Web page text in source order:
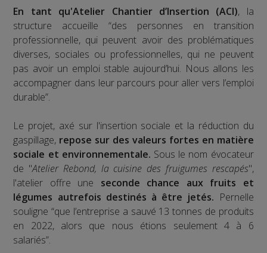
En tant qu'Atelier Chantier d’Insertion (ACI), la
structure accueille “des personnes en transition
professionnelle, qui peuvent avoir des problématiques
diverses, sociales ou professionnelles, qui ne peuvent
pas avoir un emploi stable aujourd’hui. Nous allons les
accompagner dans leur parcours pour aller vers l’emploi
durable”.
Le projet, axé sur l'insertion sociale et la réduction du
gaspillage, repose sur des valeurs fortes en matière
sociale et environnementale. Sous le nom évocateur
de "Atelier Rebond, la cuisine des fruigumes rescapés",
l'atelier offre une seconde chance aux fruits et
légumes autrefois destinés à être jetés. Pernelle
souligne “que l’entreprise a sauvé 13 tonnes de produits
en 2022, alors que nous étions seulement 4 à 6
salariés”.